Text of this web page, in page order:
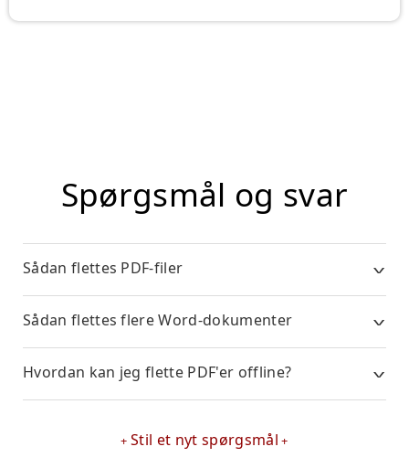
Spørgsmål og svar
Sådan flettes PDF-filer
Sådan flettes flere Word-dokumenter
Hvordan kan jeg flette PDF'er offline?
Stil et nyt spørgsmål